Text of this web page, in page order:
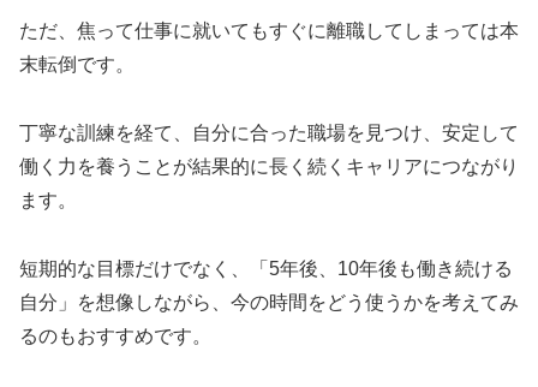
ただ、焦って仕事に就いてもすぐに離職してしまっては本
末転倒です。
丁寧な訓練を経て、自分に合った職場を見つけ、安定して
働く力を養うことが結果的に長く続くキャリアにつながり
ます。
短期的な目標だけでなく、「5年後、10年後も働き続ける
自分」を想像しながら、今の時間をどう使うかを考えてみ
るのもおすすめです。